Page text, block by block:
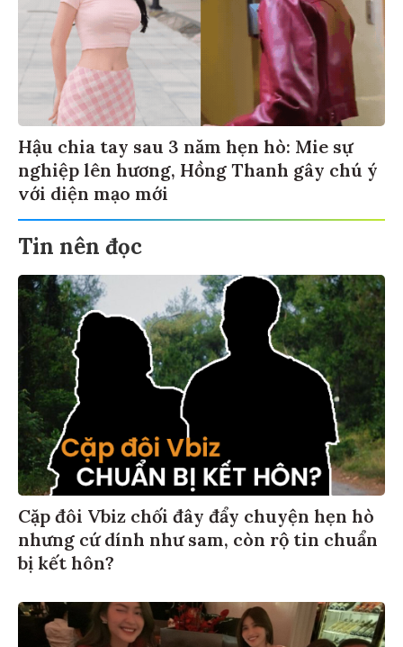
Hậu chia tay sau 3 năm hẹn hò: Mie sự
nghiệp lên hương, Hồng Thanh gây chú ý
với diện mạo mới
Tin nên đọc
Cặp đôi Vbiz chối đây đẩy chuyện hẹn hò
nhưng cứ dính như sam, còn rộ tin chuẩn
bị kết hôn?